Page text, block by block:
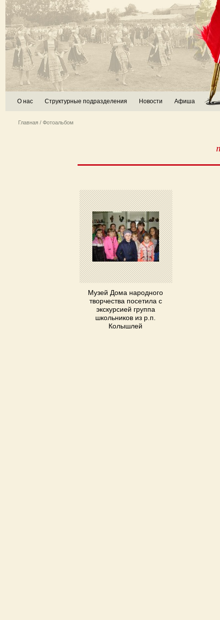
О нас Структурные подразделения Новости Афиша
Главная / Фотоальбом
Музей Дома народного
творчества посетила с
экскурсией группа
школьников из р.п.
Колышлей